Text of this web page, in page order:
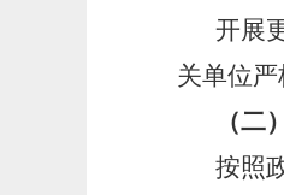
开展
关单位
（二
按照